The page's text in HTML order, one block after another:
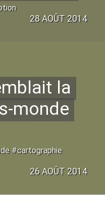
28 AOÛT 2014
la
monde
#cartographie
26 AOÛT 2014